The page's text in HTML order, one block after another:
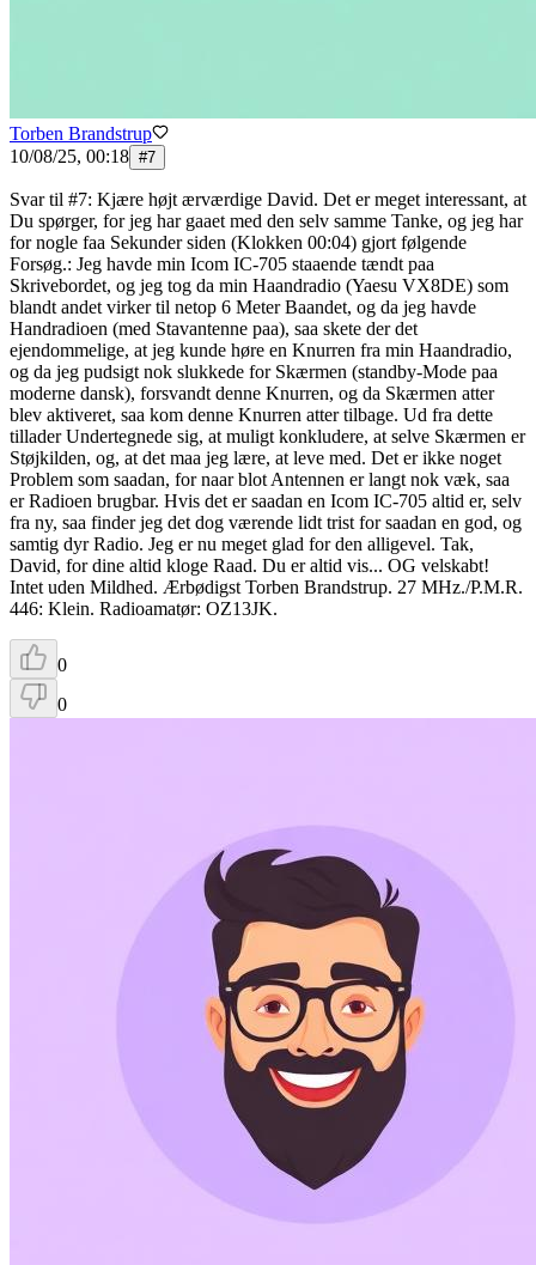
Torben Brandstrup
10/08/25, 00:18 #7
Svar til #7: Kjære højt ærværdige David. Det er meget interessant, at
Du spørger, for jeg har gaaet med den selv samme Tanke, og jeg har
for nogle faa Sekunder siden (Klokken 00:04) gjort følgende
Forsøg.: Jeg havde min Icom IC-705 staaende tændt paa
Skrivebordet, og jeg tog da min Haandradio (Yaesu VX8DE) som
blandt andet virker til netop 6 Meter Baandet, og da jeg havde
Handradioen (med Stavantenne paa), saa skete der det
ejendommelige, at jeg kunde høre en Knurren fra min Haandradio,
og da jeg pudsigt nok slukkede for Skærmen (standby-Mode paa
moderne dansk), forsvandt denne Knurren, og da Skærmen atter
blev aktiveret, saa kom denne Knurren atter tilbage. Ud fra dette
tillader Undertegnede sig, at muligt konkludere, at selve Skærmen er
Støjkilden, og, at det maa jeg lære, at leve med. Det er ikke noget
Problem som saadan, for naar blot Antennen er langt nok væk, saa
er Radioen brugbar. Hvis det er saadan en Icom IC-705 altid er, selv
fra ny, saa finder jeg det dog værende lidt trist for saadan en god, og
samtig dyr Radio. Jeg er nu meget glad for den alligevel. Tak,
David, for dine altid kloge Raad. Du er altid vis... OG velskabt!
Intet uden Mildhed. Ærbødigst Torben Brandstrup. 27 MHz./P.M.R.
446: Klein. Radioamatør: OZ13JK.
0
0